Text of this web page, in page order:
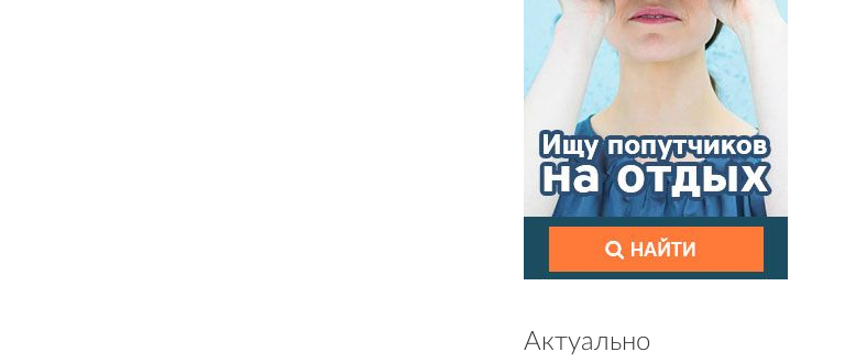
Актуально